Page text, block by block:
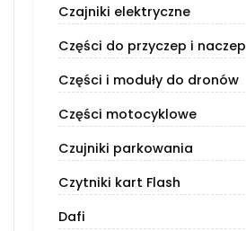
Czajniki elektryczne
Części do przyczep i naczep
Części i moduły do dronów
Części motocyklowe
Czujniki parkowania
Czytniki kart Flash
Dafi